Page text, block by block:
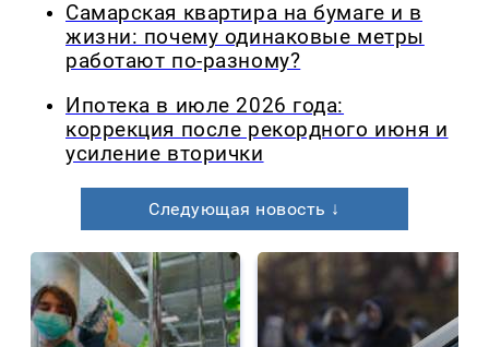
Самарская квартира на бумаге и в
жизни: почему одинаковые метры
работают по-разному?
Ипотека в июле 2026 года:
коррекция после рекордного июня и
усиление вторички
Следующая новость ↓